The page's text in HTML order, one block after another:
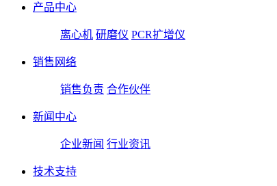
产品中心
离心机 研磨仪 PCR扩增仪
销售网络
销售负责 合作伙伴
新闻中心
企业新闻 行业资讯
技术支持